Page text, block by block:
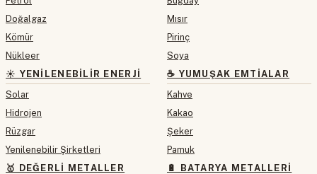
Doğalgaz
Kömür
Nükleer
☀️ YENILENEBILIR ENERJI
Solar
Hidrojen
Rüzgar
Yenilenebilir Şirketleri
🥇 DEĞERLI METALLER
Mısır
Pirinç
Soya
☕ YUMUŞAK EMTIALAR
Kahve
Kakao
Şeker
Pamuk
🔋 BATARYA METALLERI